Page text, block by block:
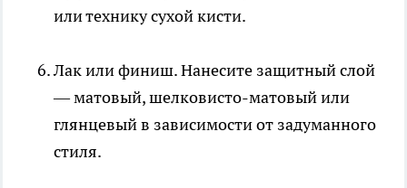
или технику сухой кисти.
Лак или финиш. Нанесите защитный слой
— матовый, шелковисто-матовый или
глянцевый в зависимости от задуманного
стиля.